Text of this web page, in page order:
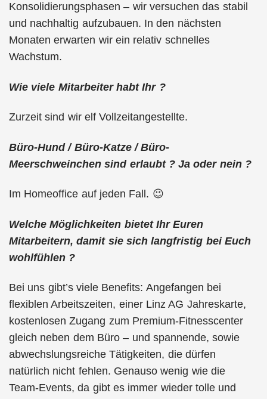
Konsolidierungsphasen – wir versuchen das stabil
und nachhaltig aufzubauen. In den nächsten
Monaten erwarten wir ein relativ schnelles
Wachstum.
Wie viele Mitarbeiter habt Ihr ?
Zurzeit sind wir elf Vollzeitangestellte.
Büro-Hund / Büro-Katze / Büro-
Meerschweinchen sind erlaubt ? Ja oder nein ?
Im Homeoffice auf jeden Fall. 😉
Welche Möglichkeiten bietet Ihr Euren
Mitarbeitern, damit sie sich langfristig bei Euch
wohlfühlen ?
Bei uns gibt’s viele Benefits: Angefangen bei
flexiblen Arbeitszeiten, einer Linz AG Jahreskarte,
kostenlosen Zugang zum Premium-Fitnesscenter
gleich neben dem Büro – und spannende, sowie
abwechslungsreiche Tätigkeiten, die dürfen
natürlich nicht fehlen. Genauso wenig wie die
Team-Events, da gibt es immer wieder tolle und